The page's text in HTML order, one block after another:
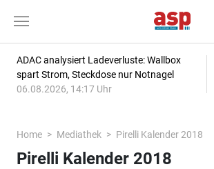
ADAC analysiert Ladeverluste: Wallbox
spart Strom, Steckdose nur Notnagel
06.08.2026, 14:17 Uhr
Home Mediathek Pirelli Kalender 2018
Pirelli Kalender 2018